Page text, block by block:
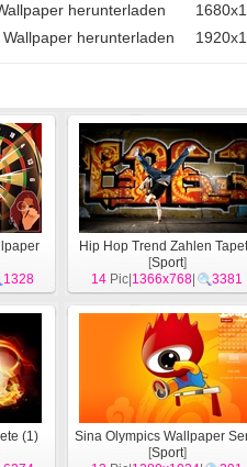
herunterladen
herunterladen
1328
Hip Hop Trend Zahlen
[Sport]
14 Pic| 1366x768 3381
(1)
Sina Olympics Wallpaper
[Sport]